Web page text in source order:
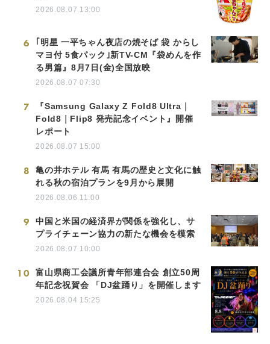
2026.08.07 13:00
6
｢明星 一平ちゃん夜店の焼そば 袋 からし
マヨ付 5食パック｣新TV-CM『袋めんを作
る男篇』8月7日(金)全国放映
2026.08.07 07:30
7
『Samsung Galaxy Z Fold8 Ultra｜
Fold8｜Flip8 発売記念イベント』開催
レポート
2026.08.07 15:00
8
亀の井ホテル 有馬 有馬の歴史と文化に触
れる秋の宿泊プランを9月から展開
2026.08.06 11:00
9
中国と米国の経済界が関係を強化し、サ
プライチェーン協力の新たな機会を模索
2026.08.07 10:00
10
富山県商工会議所青年部連合会 創立50周
年記念祝賀会 「DJ盆踊り」を開催します
2026.08.04 15:25